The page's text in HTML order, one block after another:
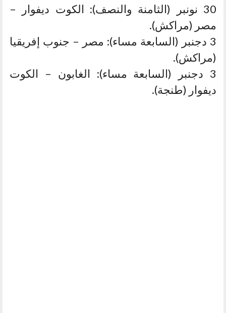
30 نونبر (الثامنة والنصف): الكوت ديفوار –
مصر (مراكش).
3 دجنبر (السابعة مساء): مصر – جنوب إفريقيا
(مراكش).
3 دجنبر (السابعة مساء): الغابون – الكوت
ديفوار (طنجة).